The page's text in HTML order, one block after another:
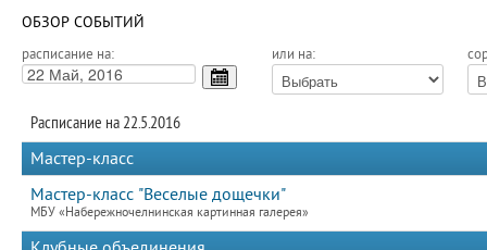
ОБЗОР СОБЫТИЙ
расписание на: или на:
Расписание на 22.5.2016
Мастер-класс
Мастер-класс "Веселые дощечки"
МБУ «Набережночелнинская картинная галерея»